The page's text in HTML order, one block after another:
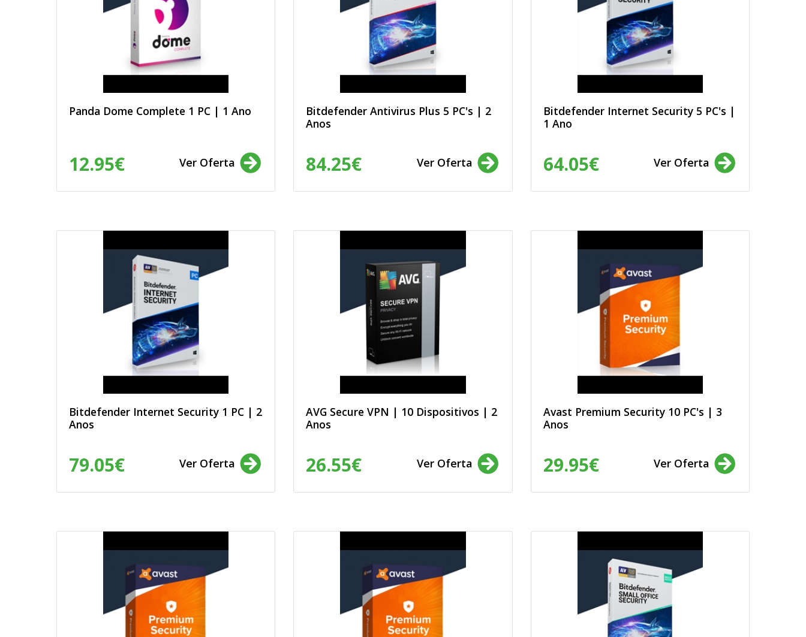
Panda Dome Complete 1 PC | 1 Ano
12.95€ Ver Oferta
Bitdefender Antivirus Plus 5 PC's | 2
Anos
84.25€ Ver Oferta
Bitdefender Internet Security 5 PC's |
1 Ano
64.05€ Ver Oferta
Bitdefender Internet Security 1 PC | 2
Anos
79.05€ Ver Oferta
AVG Secure VPN | 10 Dispositivos | 2
Anos
26.55€ Ver Oferta
Avast Premium Security 10 PC's | 3
Anos
29.95€ Ver Oferta